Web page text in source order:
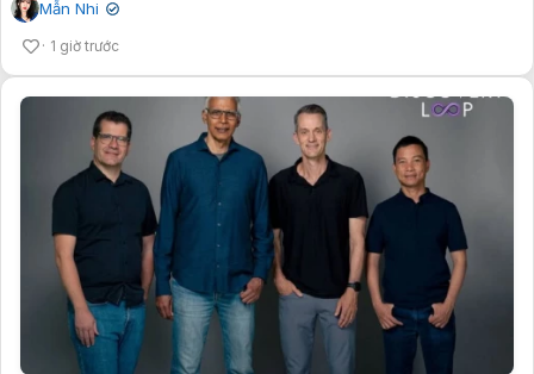
Mẫn Nhi ✔
1 giờ trước